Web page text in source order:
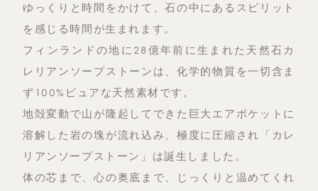
ゆっくりと時間をかけて、石の中にあるスピリット
を感じる時間が生まれます。
フィンランドの地に28億年前に生まれた天然石カ
レリアンソープストーンは、化学的物質を一切含ま
ず100%ピュアな天然素材です。
地殻変動で山が隆起してできた巨大エアポケットに
溶解した岩の塊が流れ込み、極度に圧縮され「カレ
リアンソープストーン」は誕生しました。
体の芯まで、心の奥底まで、じっくりと温めてくれ